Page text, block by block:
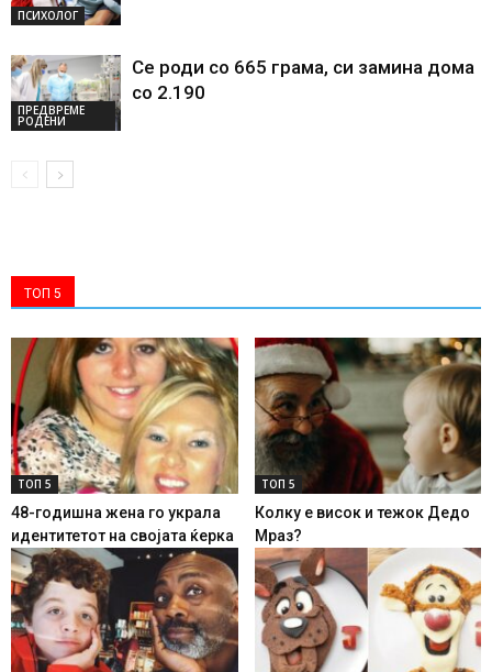
ПСИХОЛОГ
ПРЕДВРЕМЕ
РОДЕНИ
Се роди со 665 грама, си замина дома
со 2.190
ТОП 5
ТОП 5
48-годишна жена го украла
идентитетот на својата ќерка
ТОП 5
Колку е висок и тежок Дедо
Мраз?